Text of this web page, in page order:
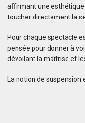
aﬃrmant une esthétique
toucher directement la
Pour chaque spectacle
pensée pour donner à
dévoilant la maîtrise et
La notion de